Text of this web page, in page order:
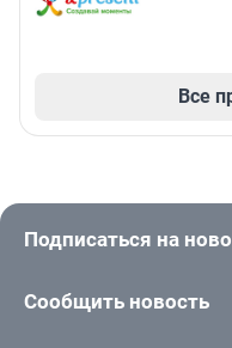
Все
Подписаться на
Сообщить новость